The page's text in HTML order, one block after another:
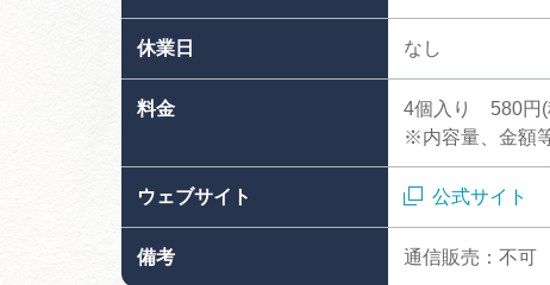
休業日 なし
料金
4個入り 580円(
※内容量、金額
ウェブサイト 公式サイト
備考 通信販売：不可